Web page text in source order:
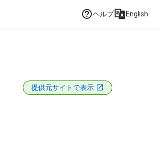
ヘルプ English
提供元サイトで表示